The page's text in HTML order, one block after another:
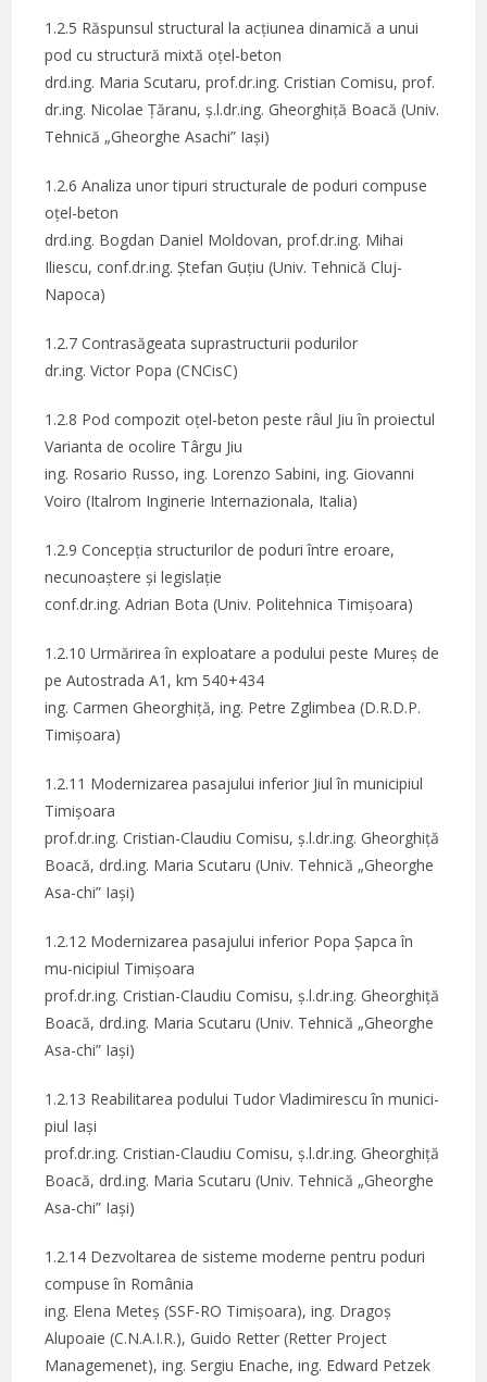
1.2.5 Răspunsul structural la acțiunea dinamică a unui
pod cu structură mixtă oțel-beton
drd.ing. Maria Scutaru, prof.dr.ing. Cristian Comisu, prof.
dr.ing. Nicolae Țăranu, ș.l.dr.ing. Gheorghiță Boacă (Univ.
Tehnică „Gheorghe Asachi” Iași)
1.2.6 Analiza unor tipuri structurale de poduri compuse
oțel-beton
drd.ing. Bogdan Daniel Moldovan, prof.dr.ing. Mihai
Iliescu, conf.dr.ing. Ștefan Guțiu (Univ. Tehnică Cluj-
Napoca)
1.2.7 Contrasăgeata suprastructurii podurilor
dr.ing. Victor Popa (CNCisC)
1.2.8 Pod compozit oțel-beton peste râul Jiu în proiectul
Varianta de ocolire Târgu Jiu
ing. Rosario Russo, ing. Lorenzo Sabini, ing. Giovanni
Voiro (Italrom Inginerie Internazionala, Italia)
1.2.9 Concepția structurilor de poduri între eroare,
necunoaștere și legislație
conf.dr.ing. Adrian Bota (Univ. Politehnica Timișoara)
1.2.10 Urmărirea în exploatare a podului peste Mureș de
pe Autostrada A1, km 540+434
ing. Carmen Gheorghiță, ing. Petre Zglimbea (D.R.D.P.
Timișoara)
1.2.11 Modernizarea pasajului inferior Jiul în municipiul
Timișoara
prof.dr.ing. Cristian-Claudiu Comisu, ș.l.dr.ing. Gheorghiță
Boacă, drd.ing. Maria Scutaru (Univ. Tehnică „Gheorghe
Asa-chi” Iași)
1.2.12 Modernizarea pasajului inferior Popa Șapca în
mu-nicipiul Timișoara
prof.dr.ing. Cristian-Claudiu Comisu, ș.l.dr.ing. Gheorghiță
Boacă, drd.ing. Maria Scutaru (Univ. Tehnică „Gheorghe
Asa-chi” Iași)
1.2.13 Reabilitarea podului Tudor Vladimirescu în munici-
piul Iași
prof.dr.ing. Cristian-Claudiu Comisu, ș.l.dr.ing. Gheorghiță
Boacă, drd.ing. Maria Scutaru (Univ. Tehnică „Gheorghe
Asa-chi” Iași)
1.2.14 Dezvoltarea de sisteme moderne pentru poduri
compuse în România
ing. Elena Meteș (SSF-RO Timișoara), ing. Dragoș
Alupoaie (C.N.A.I.R.), Guido Retter (Retter Project
Managemenet), ing. Sergiu Enache, ing. Edward Petzek